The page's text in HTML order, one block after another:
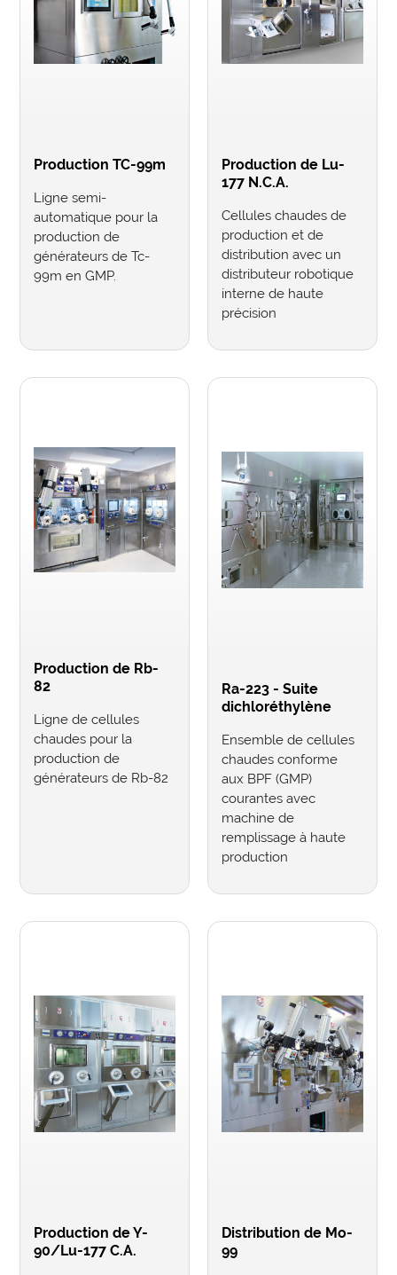
Production TC-99m
Ligne semi-
automatique pour la
production de
générateurs de Tc-
99m en GMP.
Production de Lu-
177 N.C.A.
Cellules chaudes de
production et de
distribution avec un
distributeur robotique
interne de haute
précision
Production de Rb-
82
Ligne de cellules
chaudes pour la
production de
générateurs de Rb-82
Ra-223 - Suite
dichloréthylène
Ensemble de cellules
chaudes conforme
aux BPF (GMP)
courantes avec
machine de
remplissage à haute
production
Production de Y-
90/Lu-177 C.A.
Distribution de Mo-
99